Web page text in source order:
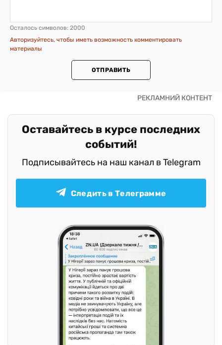
Осталось символов: 2000
Авторизуйтесь, чтобы иметь возможность комментировать
материалы
ОТПРАВИТЬ
Оставайтесь в курсе последних
событий!
Подписывайтесь на наш канал в Telegram
Следить в Телеграмме